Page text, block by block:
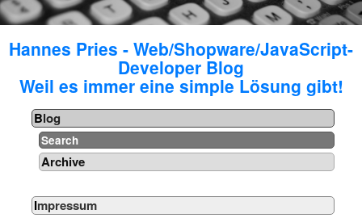
Hannes Pries - Web/Shopware/JavaScript-
Developer Blog
Weil es immer eine simple Lösung gibt!
Blog
Search
Archive
Impressum